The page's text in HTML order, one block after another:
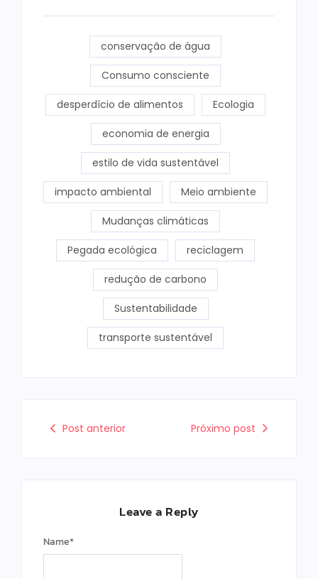
conservação de água
Consumo consciente
desperdício de alimentos Ecologia
economia de energia
estilo de vida sustentável
impacto ambiental Meio ambiente
Mudanças climáticas
Pegada ecológica reciclagem
redução de carbono
Sustentabilidade
transporte sustentável
Post anterior Próximo post
Leave a Reply
Name*